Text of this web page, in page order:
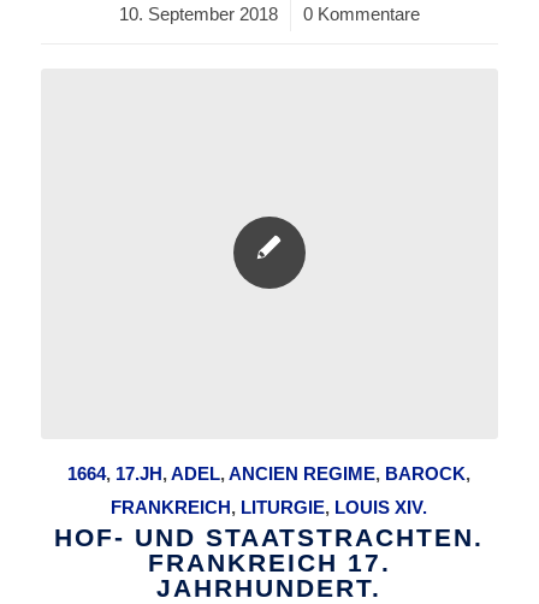
10. September 2018
/ 0 Kommentare
1664, 17.JH,ADEL,ANCIEN REGIME, BAROCK,
FRANKREICH, LITURGIE, LOUIS XIV.
HOF- UND STAATSTRACHTEN.
FRANKREICH 17.
JAHRHUNDERT.